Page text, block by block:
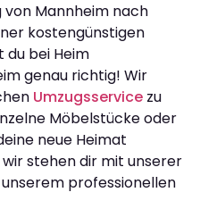
von Mannheim nach
kostengünstigen
du bei Heim
genau richtig! Wir
Umzugsservice zu
Möbelstücke oder
neue Heimat
stehen dir mit unserer
professionellen